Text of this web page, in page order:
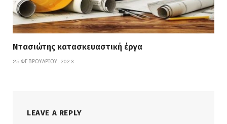
Ντασιώτης κατασκευαστική έργα
25 ΦΕΒΡΟΥΑΡΊΟΥ, 2023
LEAVE A REPLY